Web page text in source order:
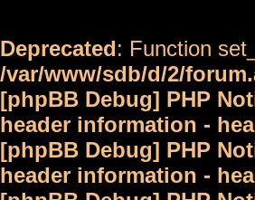
Deprecated: Function
/var/www/sdb/d/2/
[phpBB Debug] PHP
header information -
[phpBB Debug] PHP
header information -